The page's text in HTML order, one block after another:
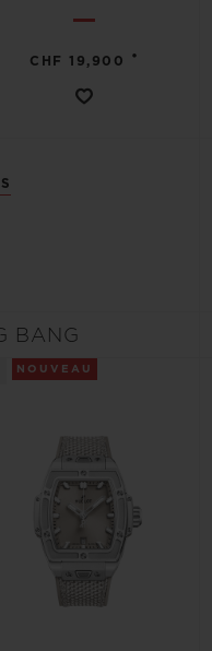
CHF 19,900 •
BANG
NOUVEAU